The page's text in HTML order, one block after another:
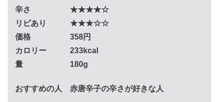
辛さ ★★★★☆
リピあり ★★★☆☆
価格 358円
カロリー 233kcal
量 180g
おすすめの人 赤唐辛子の辛さが好きな人